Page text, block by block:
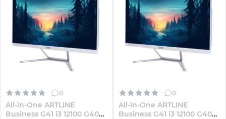
0
All-in-One ARTLINE
Business G41 i3 12100 G40W
0
All-in-One ARTLINE
Business G41 i3 12100 G40W